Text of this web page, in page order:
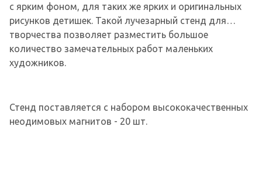
с ярким фоном, для таких же ярких и оригинальных
рисунков детишек. Такой лучезарный стенд для
творчества позволяет разместить большое
количество замечательных работ маленьких
художников.
Стенд поставляется с набором высококачественных
неодимовых магнитов - 20 шт.